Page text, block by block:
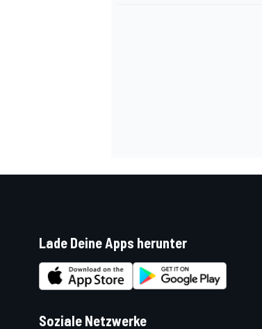
Lade Deine Apps herunter
Soziale Netzwerke